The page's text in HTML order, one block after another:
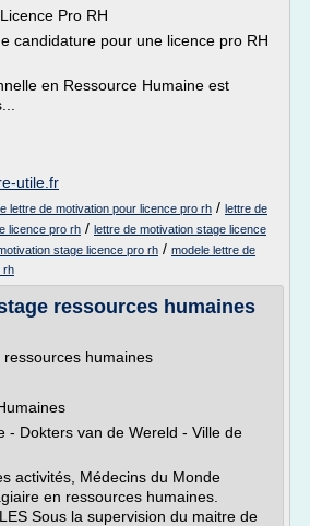
Pro RH
candidature pour une licence pro RH
en Ressource Humaine est
utile.fr
lettre de motivation pour licence pro rh / lettre de
licence pro rh / lettre de motivation stage licence
stage licence pro rh / modele lettre de
rh
ressources humaines
humaines
- Dokters van de Wereld - Ville de
activités, Médecins du Monde
en ressources humaines.
Sous la supervision du maitre de